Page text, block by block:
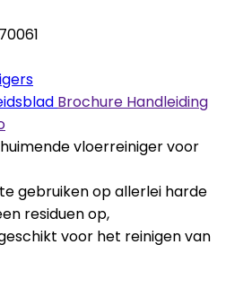
Brochure Handleiding
vloerreiniger voor
gebruiken op allerlei harde
residuen op,
voor het reinigen van